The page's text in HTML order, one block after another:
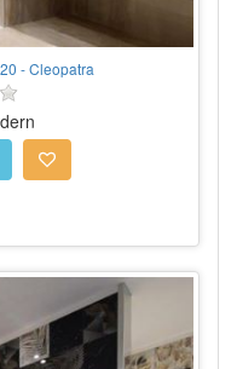
- Cleopatra